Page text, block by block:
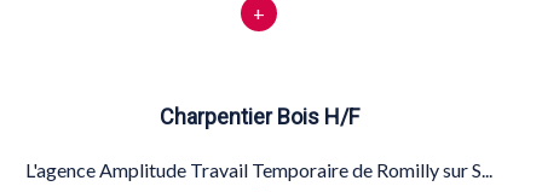
+
Charpentier Bois H/F
L'agence Amplitude Travail Temporaire de Romilly sur S...